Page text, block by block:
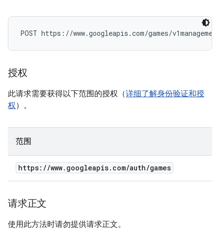
POST https://www.googleapis.com/games/
授权
此请求需要获得以下范围的授权（详细了解身份验证和授
权）。
范围
https: //www. googleapis. com/auth/games
请求正文
使用此方法时请勿提供请求正文。